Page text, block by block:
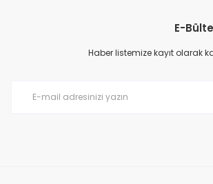
Ürün resmi kalitesiz, bozuk veya
Ürün açıklamasında eksik bilgiler bulunuyor.
E-
Haber listemize kayıt olarak